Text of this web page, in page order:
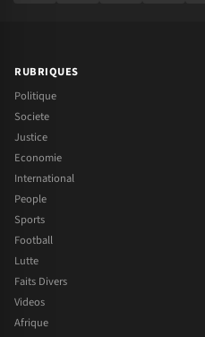
RUBRIQUES
Politique
Societe
Justice
Economie
International
People
Sports
Football
Lutte
Faits Divers
Videos
Afrique